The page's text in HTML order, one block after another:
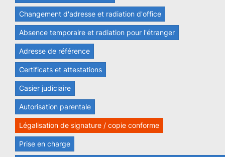
Changement d'adresse et radiation d'office
Absence temporaire et radiation pour l'étranger
Adresse de référence
Certificats et attestations
Casier judiciaire
Autorisation parentale
Légalisation de signature / copie conforme
Prise en charge